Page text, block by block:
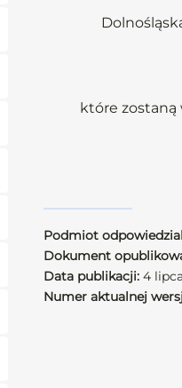
które zostaną
Podmiot
Dokument
Data publikacji: 4
Numer aktualnej